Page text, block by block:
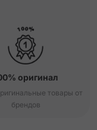
оригинал
товары от
брендов